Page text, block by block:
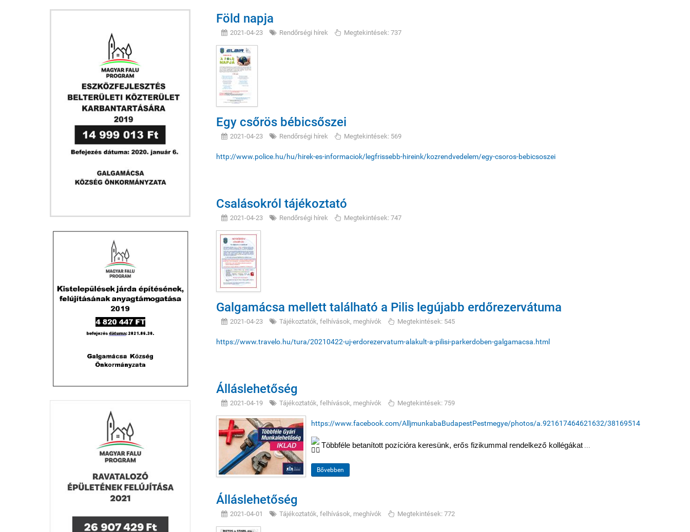
Föld napja
2021-04-23 Rendőrségi hírek Megtekintések: 737
Egy csőrös bébicsőszei
2021-04-23 Rendőrségi hírek Megtekintések: 569
http://www.police.hu/hu/hirek-es-informaciok/legfrissebb-hireink/kozrendvedelem/egy-csoros-bebicsoszei
Csalásokról tájékoztató
2021-04-23 Rendőrségi hírek Megtekintések: 747
Galgamácsa mellett található a Pilis legújabb erdőrezervátuma
2021-04-23 Tájékoztatók, felhívások, meghívók Megtekintések: 545
https://www.travelo.hu/tura/20210422-uj-erdorezervatum-alakult-a-pilisi-parkerdoben-galgamacsa.html
Álláslehetőség
2021-04-19 Tájékoztatók, felhívások, meghívók Megtekintések: 759
https://www.facebook.com/AlljmunkabaBudapestPestmegye/photos/a.921617464621632/3816951478421535/
Többféle betanított pozícióra keresünk, erős fizikummal rendelkező kollégákat ...
Bővebben
Álláslehetőség
2021-04-01 Tájékoztatók, felhívások, meghívók Megtekintések: 772